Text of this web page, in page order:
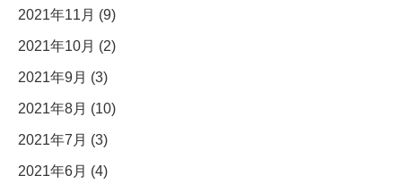
2021年11月 (9)
2021年10月 (2)
2021年9月 (3)
2021年8月 (10)
2021年7月 (3)
2021年6月 (4)